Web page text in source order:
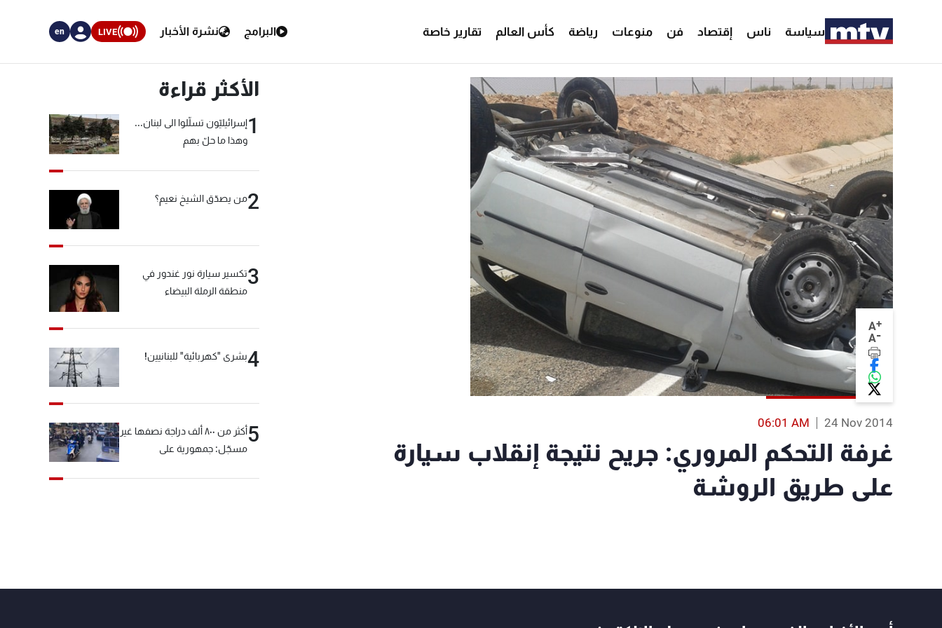
سياسة ناس إقتصاد فن منوعات رياضة كأس العالم تقارير خاصة البرامج نشرة الأخبار LIVE
en
A+
A-
24 Nov 2014
06:01 AM
غرفة التحكم المروري: جريح نتيجة إنقلاب سيارة
على طريق الروشة
الأكثر قراءة
1إسرائيليّون تسلّلوا الى لبنان...
وهذا ما حلّ بهم
2من يصدّق الشيخ نعيم؟
3تكسير سيارة نور غندور في
منطقة الرملة البيضاء
4بشرى "كهربائية" للبنانيين!
5
أكثر من ٨٠٠ ألف دراجة نصفها غير
مسجّل: جمهورية على